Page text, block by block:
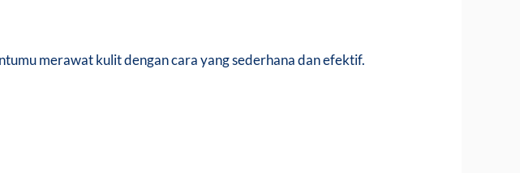
merawat kulit dengan cara yang sederhana dan efektif.